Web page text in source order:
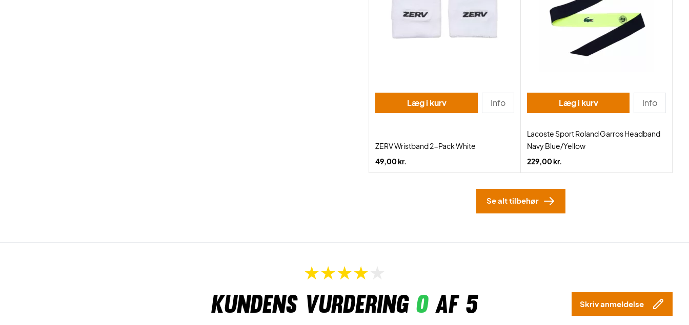
Læg i kurv Info
ZERV Wristband 2-Pack White
49,00 kr.
Læg i kurv Info
Lacoste Sport Roland Garros Headband
Navy Blue/Yellow
229,00 kr.
Se alt tilbehør
Kundens vurdering 0af 5 Skriv anmeldelse